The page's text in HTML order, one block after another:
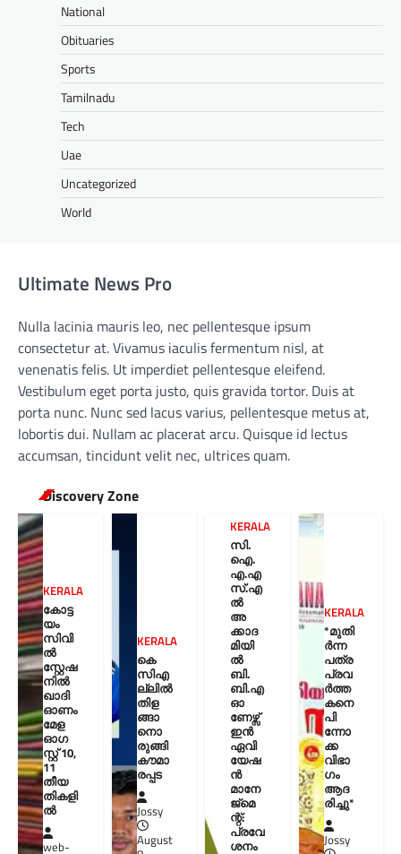
National
Obituaries
Sports
Tamilnadu
Tech
Uae
Uncategorized
World
Ultimate News Pro
Nulla lacinia mauris leo, nec pellentesque ipsum
consectetur at. Vivamus iaculis fermentum nisl, at
venenatis felis. Ut imperdiet pellentesque eleifend.
Vestibulum eget porta justo, quis gravida tortor. Duis at
porta nunc. Nunc sed lacus varius, pellentesque metus at,
lobortis dui. Nullam ac placerat arcu. Quisque id lectus
accumsan, tincidunt velit nec, ultrices quam.
Discovery Zone
KERALA
കോട്ട
യം
സിവി
ൽ
സ്റ്റേഷ
നിൽ
ഖാദി
ഓണം
മേള
ഓഗ
സ്റ്റ് 10,
11
തീയ
തികളി
ല്‍
web-
KERALA
കെ
സിഎ
ല്ലിൽ
തിള
ങ്ങാ
നൊ
രുങ്ങി
കൗമാ
രപ്പട
Jossy
August
KERALA
സി.
ഐ.
എ.എ
സ്.എ
ൽ
അ
ക്കാദ
മിയി
ൽ
ബി.
ബി.എ
ഓ
ണേഴ്സ്
ഇൻ
ഏവി
യേഷ
ൻ
മാനേ
ജ്മെ
ന്റ്:
പ്രവേ
ശനം
KERALA
*മുതി
ർന്ന
പത്ര
പ്രവ
ർത്ത
കനെ
പി
ന്നോ
ക്ക
വിഭാ
ഗം
ആദ
രിച്ചു*
Jossy